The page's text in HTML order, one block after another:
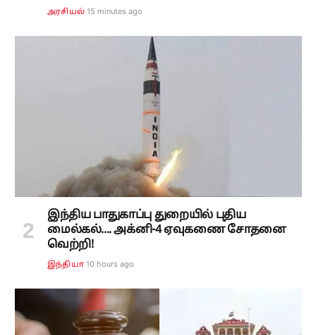
அரசியல் 15 minutes ago
இந்திய பாதுகாப்பு துறையில் புதிய
மைல்கல்.... அக்னி-4 ஏவுகணை சோதனை
வெற்றி!
இந்தியா 10 hours ago